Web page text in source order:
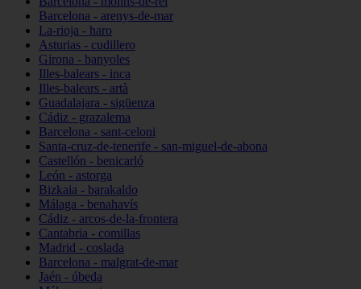
Barcelona - arenys-de-mar
La-rioja - haro
Asturias - cudillero
Girona - banyoles
Illes-balears - inca
Illes-balears - artà
Guadalajara - sigüenza
Cádiz - grazalema
Barcelona - sant-celoni
Santa-cruz-de-tenerife - san-miguel-de-abona
Castellón - benicarló
León - astorga
Bizkaia - barakaldo
Málaga - benahavís
Cádiz - arcos-de-la-frontera
Cantabria - comillas
Madrid - coslada
Barcelona - malgrat-de-mar
Jaén - úbeda